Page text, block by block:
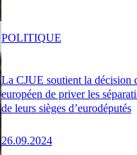
La CJUE soutient la décision
européen de priver les
de leurs sièges d’eurodéputés
26.09.2024
POLITIQUE